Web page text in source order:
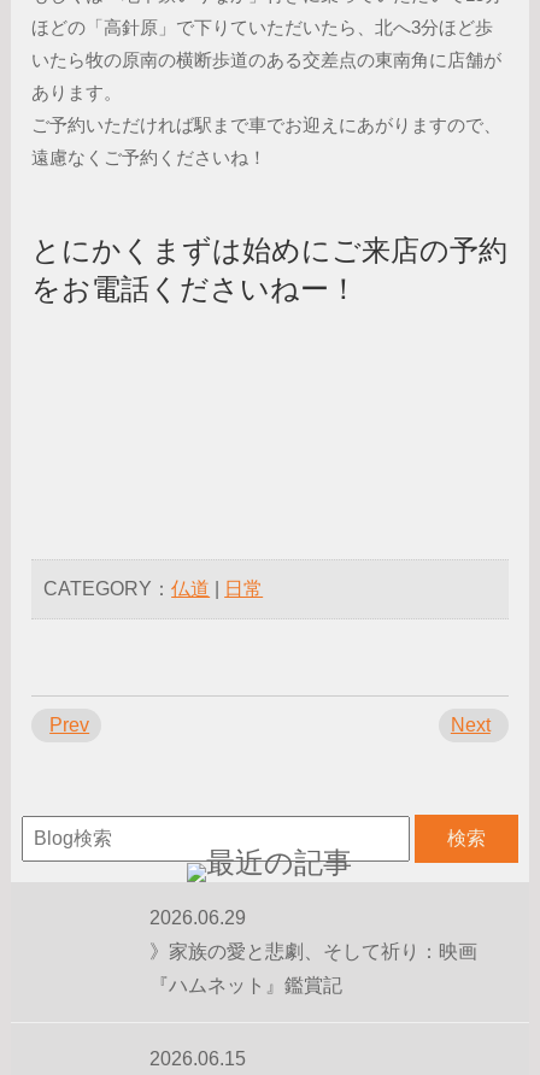
ほどの「高針原」で下りていただいたら、北へ3分ほど歩
いたら牧の原南の横断歩道のある交差点の東南角に店舗が
あります。
ご予約いただければ駅まで車でお迎えにあがりますので、
遠慮なくご予約くださいね！
とにかくまずは始めにご来店の予約
をお電話くださいねー！
CATEGORY：仏道 日常
Prev Next
2026.06.29
》家族の愛と悲劇、そして祈り：映画
『ハムネット』鑑賞記
2026.06.15